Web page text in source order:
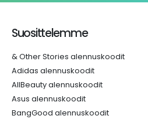
Suosittelemme
& Other Stories alennuskoodit
Adidas alennuskoodit
AllBeauty alennuskoodit
Asus alennuskoodit
BangGood alennuskoodit